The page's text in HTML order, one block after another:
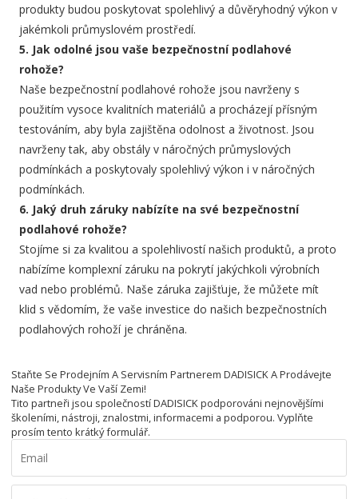
produkty budou poskytovat spolehlivý a důvěryhodný výkon v
jakémkoli průmyslovém prostředí.
5. Jak odolné jsou vaše bezpečnostní podlahové
rohože?
Naše bezpečnostní podlahové rohože jsou navrženy s
použitím vysoce kvalitních materiálů a procházejí přísným
testováním, aby byla zajištěna odolnost a životnost. Jsou
navrženy tak, aby obstály v náročných průmyslových
podmínkách a poskytovaly spolehlivý výkon i v náročných
podmínkách.
6. Jaký druh záruky nabízíte na své bezpečnostní
podlahové rohože?
Stojíme si za kvalitou a spolehlivostí našich produktů, a proto
nabízíme komplexní záruku na pokrytí jakýchkoli výrobních
vad nebo problémů. Naše záruka zajišťuje, že můžete mít
klid s vědomím, že vaše investice do našich bezpečnostních
podlahových rohoží je chráněna.
Staňte Se Prodejním A Servisním Partnerem DADISICK A Prodávejte
Naše Produkty Ve Vaší Zemi!
Tito partneři jsou společností DADISICK podporováni nejnovějšími
školeními, nástroji, znalostmi, informacemi a podporou. Vyplňte
prosím tento krátký formulář.